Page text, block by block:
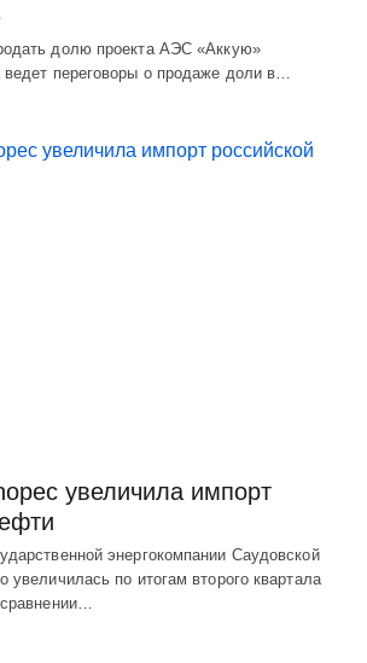
долю проекта АЭС «Аккую»
ведет переговоры о продаже доли в…
увеличила импорт
энергокомпании Саудовской
увеличилась по итогам второго квартала